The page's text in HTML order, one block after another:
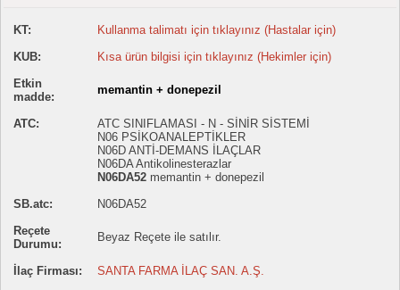
KT:
Kullanma talimatı için tıklayınız (Hastalar için)
KUB:
Kısa ürün bilgisi için tıklayınız (Hekimler için)
Etkin
madde:
memantin + donepezil
ATC:
ATC SINIFLAMASI - N - SİNİR SİSTEMİ
N06 PSİKOANALEPTİKLER
N06D ANTİ-DEMANS İLAÇLAR
N06DA Antikolinesterazlar
N06DA52 memantin + donepezil
SB.atc:
N06DA52
Reçete
Durumu:
Beyaz Reçete ile satılır.
İlaç Firması:
SANTA FARMA İLAÇ SAN. A.Ş.